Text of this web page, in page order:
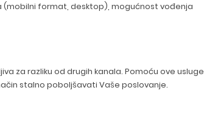
format, desktop), mogućnost vođenja
za razliku od drugih kanala. Pomoću ove usluge
stalno poboljšavati Vaše poslovanje.